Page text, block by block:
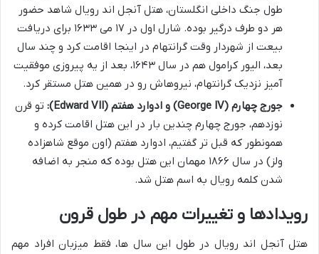
طول جنگ داخلی انگلستان، هتل آنجل اند رویال شاهد حضور
هر دو طرف درگیر بوده. شارل اول در ۱۷ می ۱۶۳۳ برای دریافت
بیعت از شهردار وقت گرانتهام در اینجا اقامت کرد و چند سال
بعد، الیور کرامول هم در سال ۱۶۴۳، بعد از یه پیروزی موفقیت
آمیز نزدیک گرانتهام، نیروهاش رو در همین هتل مستقر کرد.
جورج چهارم (George IV) و ادوارد هفتم (Edward VII):
تو قرن
نوزدهم، جورج چهارم چندین بار در این هتل اقامت کرده و
همونطور که قبل تر گفتیم، ادوارد هفتم (اون موقع شاهزاده
ولز) در سال ۱۸۶۶ مهمان این هتل بوده که منجر به اضافه
شدن کلمه رویال به اسم هتل شد.
رویدادها و تغییرات مهم در طول قرون
هتل آنجل اند رویال در طول این سال ها، فقط میزبان افراد مهم